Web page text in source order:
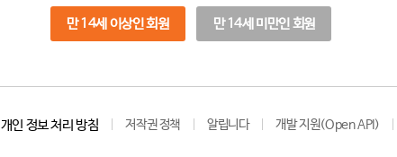
만 14세 이상인 회원 만 14세 미만인 회원
개인 정보 처리 방침 저작권 정책 알립니다 개발 지원(Open API)